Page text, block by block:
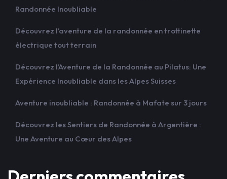
Randonnée Inoubliable
Découvrez l’aventure de la randonnée en trottinette
électrique tout terrain
Découvrez l’Aventure de la Randonnée au Pilatus: Une
Expérience Inoubliable dans les Alpes Suisses
Aventure inoubliable : Randonnée à Mafate sur 3 jours
Découvrez les Sentiers de Randonnée à Argentière :
Une Aventure au Cœur des Alpes